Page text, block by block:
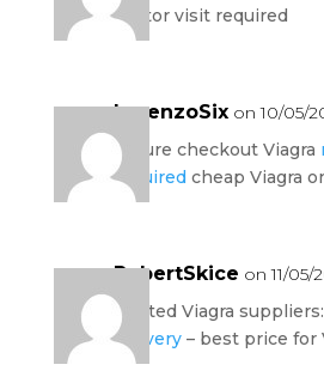
doctor visit required
LorenzoSix on 10/05/
secure checkout Viagra
requiredcheap Viagra
RobertSkice on 11/05/
trusted Viagra suppliers:
delivery– best price for